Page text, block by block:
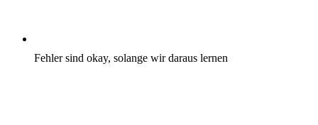
Fehler sind okay, solange wir daraus lernen